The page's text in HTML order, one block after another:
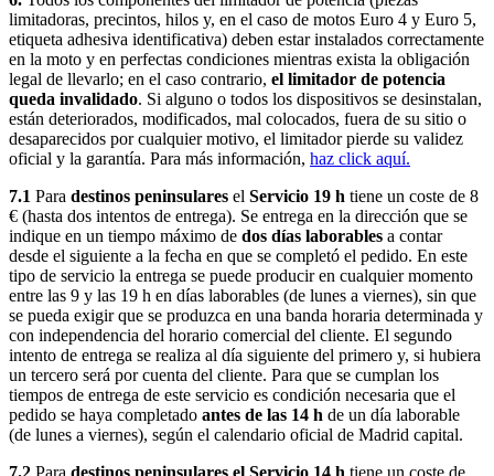
limitadoras, precintos, hilos y, en el caso de motos Euro 4 y Euro 5,
etiqueta adhesiva identificativa) deben estar instalados correctamente
en la moto y en perfectas condiciones mientras exista la obligación
legal de llevarlo; en el caso contrario, el limitador de potencia
queda invalidado. Si alguno o todos los dispositivos se desinstalan,
están deteriorados, modificados, mal colocados, fuera de su sitio o
desaparecidos por cualquier motivo, el limitador pierde su validez
oficial y la garantía. Para más información, haz click aquí.
7.1 Para destinos peninsulares el Servicio 19 h tiene un coste de 8
€ (hasta dos intentos de entrega). Se entrega en la dirección que se
indique en un tiempo máximo de dos días laborables a contar
desde el siguiente a la fecha en que se completó el pedido. En este
tipo de servicio la entrega se puede producir en cualquier momento
entre las 9 y las 19 h en días laborables (de lunes a viernes), sin que
se pueda exigir que se produzca en una banda horaria determinada y
con independencia del horario comercial del cliente. El segundo
intento de entrega se realiza al día siguiente del primero y, si hubiera
un tercero será por cuenta del cliente. Para que se cumplan los
tiempos de entrega de este servicio es condición necesaria que el
pedido se haya completado antes de las 14 h de un día laborable
(de lunes a viernes), según el calendario oficial de Madrid capital.
7.2 Para destinos peninsulares el Servicio 14 h tiene un coste de